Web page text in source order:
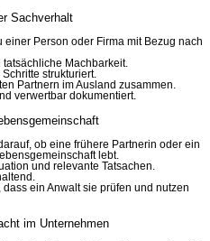
Sachverhalt
Person oder Firma mit Bezug nach
Machbarkeit.
strukturiert.
Partnern im Ausland zusammen.
verwertbar dokumentiert.
ob eine frühere Partnerin oder ein
lebt.
und relevante Tatsachen.
ein Anwalt sie prüfen und nutzen
im Unternehmen